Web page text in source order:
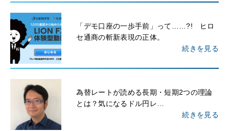
「デモ口座の一歩手前」って……?! ヒロ
セ通商の斬新表現の正体。
続きを見る
為替レートが読める長期・短期2つの理論
とは？気になるドル円レ…
続きを見る